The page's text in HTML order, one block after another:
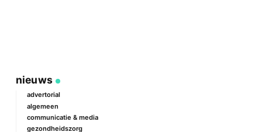
nieuws
advertorial
algemeen
communicatie & media
gezondheidszorg